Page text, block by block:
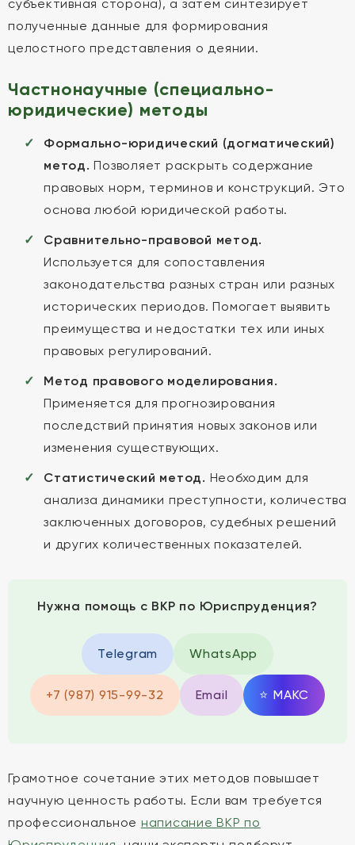
субъективная сторона), а затем синтезирует
полученные данные для формирования
целостного представления о деянии.
Частнонаучные (специально-
юридические) методы
Формально-юридический (догматический)
метод. Позволяет раскрыть содержание
правовых норм, терминов и конструкций. Это
основа любой юридической работы.
Сравнительно-правовой метод.
Используется для сопоставления
законодательства разных стран или разных
исторических периодов. Помогает выявить
преимущества и недостатки тех или иных
правовых регулирований.
Метод правового моделирования.
Применяется для прогнозирования
последствий принятия новых законов или
изменения существующих.
Статистический метод. Необходим для
анализа динамики преступности, количества
заключенных договоров, судебных решений
и других количественных показателей.
Нужна помощь с ВКР по Юриспруденция?
Telegram WhatsApp
+7 (987) 915-99-32 Email ⭐ MAКС
Грамотное сочетание этих методов повышает
научную ценность работы. Если вам требуется
профессиональное написание ВКР по